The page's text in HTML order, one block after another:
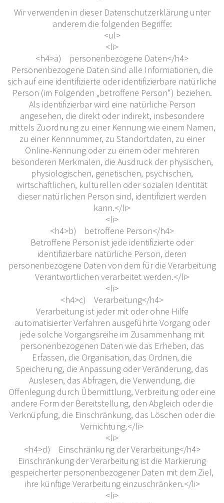
Wir verwenden in dieser Datenschutzerklärung unter
anderem die folgenden Begriffe:
<ul>
<li>
<h4>a) personenbezogene Daten</h4>
Personenbezogene Daten sind alle Informationen, die
sich auf eine identifizierte oder identifizierbare natürliche
Person (im Folgenden „betroffene Person") beziehen.
Als identifizierbar wird eine natürliche Person
angesehen, die direkt oder indirekt, insbesondere
mittels Zuordnung zu einer Kennung wie einem Namen,
zu einer Kennnummer, zu Standortdaten, zu einer
Online-Kennung oder zu einem oder mehreren
besonderen Merkmalen, die Ausdruck der physischen,
physiologischen, genetischen, psychischen,
wirtschaftlichen, kulturellen oder sozialen Identität
dieser natürlichen Person sind, identifiziert werden
kann.</li>
<li>
<h4>b) betroffene Person</h4>
Betroffene Person ist jede identifizierte oder
identifizierbare natürliche Person, deren
personenbezogene Daten von dem für die Verarbeitung
Verantwortlichen verarbeitet werden.</li>
<li>
<h4>c) Verarbeitung</h4>
Verarbeitung ist jeder mit oder ohne Hilfe
automatisierter Verfahren ausgeführte Vorgang oder
jede solche Vorgangsreihe im Zusammenhang mit
personenbezogenen Daten wie das Erheben, das
Erfassen, die Organisation, das Ordnen, die
Speicherung, die Anpassung oder Veränderung, das
Auslesen, das Abfragen, die Verwendung, die
Offenlegung durch Übermittlung, Verbreitung oder eine
andere Form der Bereitstellung, den Abgleich oder die
Verknüpfung, die Einschränkung, das Löschen oder die
Vernichtung.</li>
<li>
<h4>d) Einschränkung der Verarbeitung</h4>
Einschränkung der Verarbeitung ist die Markierung
gespeicherter personenbezogener Daten mit dem Ziel,
ihre künftige Verarbeitung einzuschränken.</li>
<li>